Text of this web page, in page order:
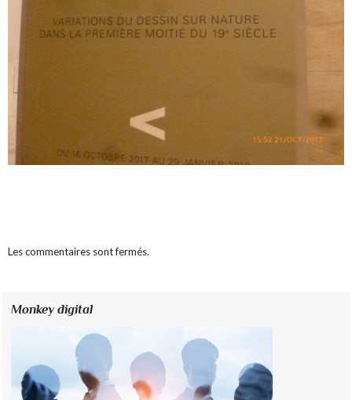
Les commentaires sont fermés.
Monkey digital